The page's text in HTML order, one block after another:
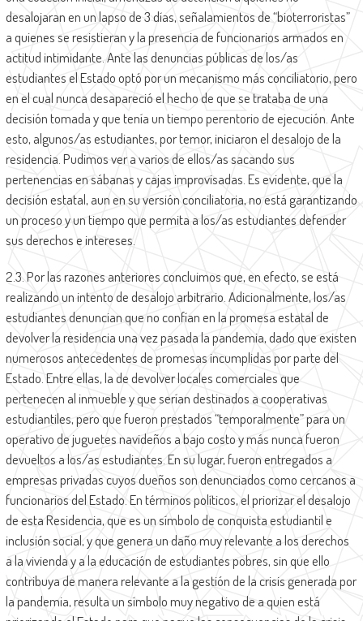
desalojaran en un lapso de 3 días, señalamientos de “bioterroristas”
a quienes se resistieran y la presencia de funcionarios armados en
actitud intimidante. Ante las denuncias públicas de los/as
estudiantes el Estado optó por un mecanismo más conciliatorio, pero
en el cual nunca desapareció el hecho de que se trataba de una
decisión tomada y que tenía un tiempo perentorio de ejecución. Ante
esto, algunos/as estudiantes, por temor, iniciaron el desalojo de la
residencia. Pudimos ver a varios de ellos/as sacando sus
pertenencias en sábanas y cajas improvisadas. Es evidente, que la
decisión estatal, aun en su versión conciliatoria, no está garantizando
un proceso y un tiempo que permita a los/as estudiantes defender
sus derechos e intereses.
2.3. Por las razones anteriores concluimos que, en efecto, se está
realizando un intento de desalojo arbitrario. Adicionalmente, los/as
estudiantes denuncian que no confían en la promesa estatal de
devolver la residencia una vez pasada la pandemia, dado que existen
numerosos antecedentes de promesas incumplidas por parte del
Estado. Entre ellas, la de devolver locales comerciales que
pertenecen al inmueble y que serían destinados a cooperativas
estudiantiles, pero que fueron prestados “temporalmente” para un
operativo de juguetes navideños a bajo costo y más nunca fueron
devueltos a los/as estudiantes. En su lugar, fueron entregados a
empresas privadas cuyos dueños son denunciados como cercanos a
funcionarios del Estado. En términos políticos, el priorizar el desalojo
de esta Residencia, que es un símbolo de conquista estudiantil e
inclusión social, y que genera un daño muy relevante a los derechos
a la vivienda y a la educación de estudiantes pobres, sin que ello
contribuya de manera relevante a la gestión de la crisis generada por
la pandemia, resulta un símbolo muy negativo de a quien está